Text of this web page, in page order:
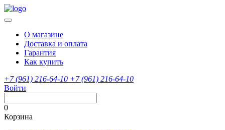
О магазине
Доставка и оплата
Гарантия
Как купить
+7 (961) 216-64-10 +7 (961) 216-64-10
Войти
0
Корзина